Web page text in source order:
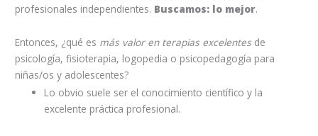
profesionales independientes. Buscamos: lo mejor.
Entonces, ¿qué es más valor en terapias excelentes de
psicología, fisioterapia, logopedia o psicopedagogía para
niñas/os y adolescentes?
Lo obvio suele ser el conocimiento científico y la
excelente práctica profesional.